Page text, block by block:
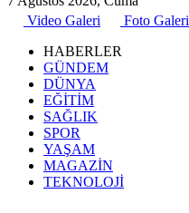
Video Galeri
Foto Galeri
HABERLER
GÜNDEM
DÜNYA
EĞİTİM
SAĞLIK
SPOR
YAŞAM
MAGAZİN
TEKNOLOJİ